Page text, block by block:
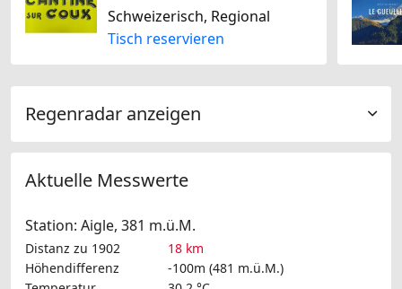
Schweizerisch, Regional
Tisch reservieren
Regenradar anzeigen
Aktuelle Messwerte
Station: Aigle, 381 m.ü.M.
Distanz zu 1902
18 km
Höhendifferenz
-100m (481 m.ü.M.)